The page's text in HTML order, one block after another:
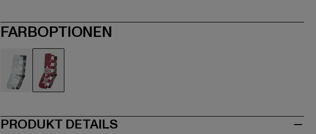
FARBOPTIONEN
PRODUKT DETAILS